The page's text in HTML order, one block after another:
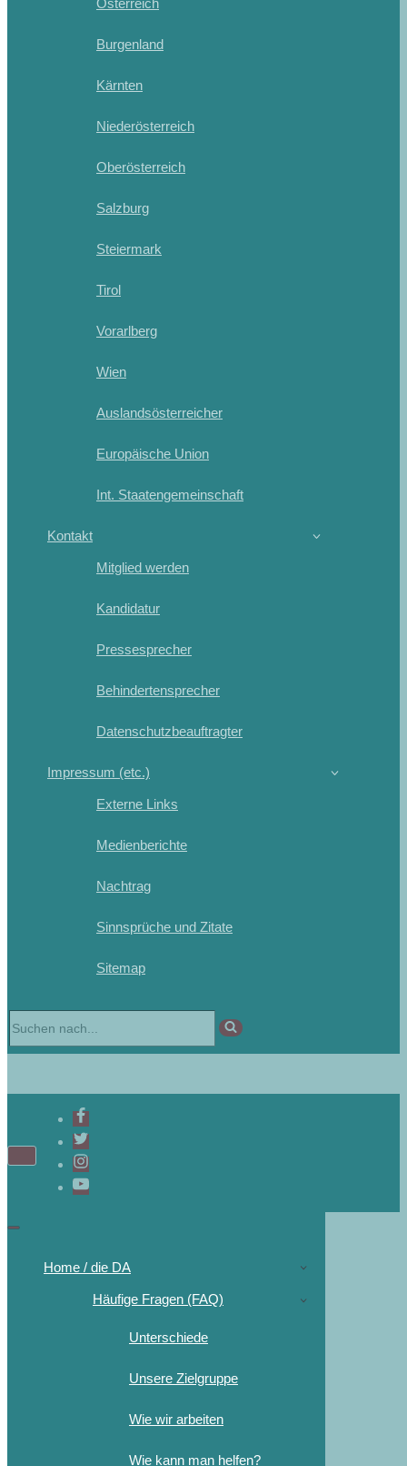
Burgenland
Kärnten
Niederösterreich
Oberösterreich
Salzburg
Steiermark
Tirol
Vorarlberg
Wien
Auslandsösterreicher
Europäische Union
Int. Staatengemeinschaft
Kontakt
Mitglied werden
Kandidatur
Pressesprecher
Behindertensprecher
Datenschutzbeauftragter
Impressum (etc.)
Externe Links
Medienberichte
Nachtrag
Sinnsprüche und Zitate
Sitemap
Home / die DA
Häufige Fragen (FAQ)
Unterschiede
Unsere Zielgruppe
Wie wir arbeiten
Wie kann man helfen?